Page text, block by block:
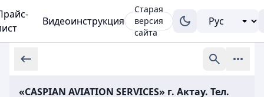
Видеоинструкция
Старая
версия
сайта
«CASPIAN AVIATION SERVICES» г. Актау. Тел.